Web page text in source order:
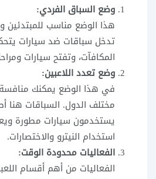
وضع السباق الفردي:
هذا الوضع مناسب للمبتدئين
تدخل سباقات ضد سيارات
المكافآت، وتفتح سيارات
وضع تعدد اللاعبين:
في هذا الوضع يمكنك
مختلف الدول. السباقات هنا
يستخدمون سيارات مطورة
استخدام النيترو والاختصارات.
الفعاليات محدودة الوقت:
الفعاليات من أهم أقسام